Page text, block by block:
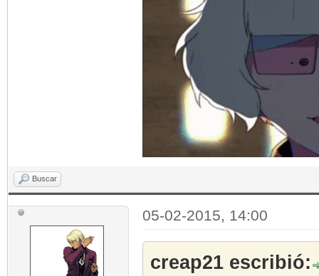
Buscar
05-02-2015, 14:00
creap21 escribió: